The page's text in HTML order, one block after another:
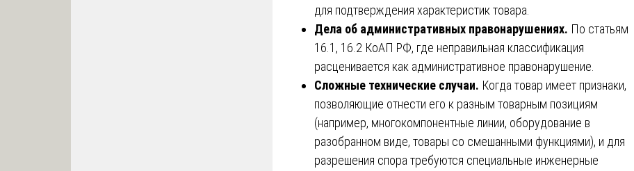
для подтверждения характеристик товара.
Дела об административных правонарушениях. По статьям
16.1, 16.2 КоАП РФ, где неправильная классификация
расценивается как административное правонарушение.
Сложные технические случаи. Когда товар имеет признаки,
позволяющие отнести его к разным товарным позициям
(например, многокомпонентные линии, оборудование в
разобранном виде, товары со смешанными функциями), и для
разрешения спора требуются специальные инженерные